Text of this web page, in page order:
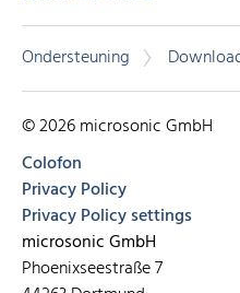
Ondersteuning
© 2026 microsonic GmbH
Colofon
Privacy Policy
Privacy Policy settings
microsonic GmbH
Phoenixseestraße 7